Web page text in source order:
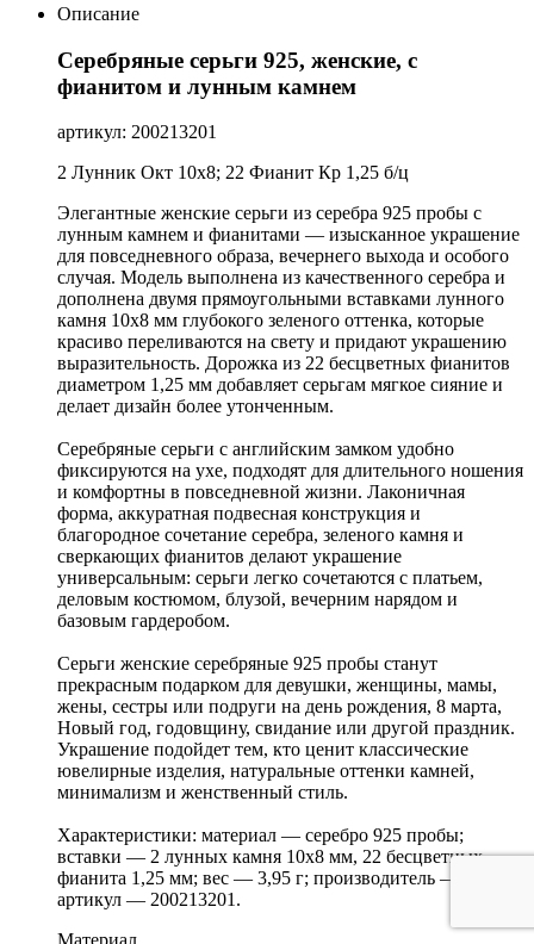
Описание
Серебряные серьги 925, женские, с
фианитом и лунным камнем
артикул: 200213201
2 Лунник Окт 10х8; 22 Фианит Кр 1,25 б/ц
Элегантные женские серьги из серебра 925 пробы с
лунным камнем и фианитами — изысканное украшение
для повседневного образа, вечернего выхода и особого
случая. Модель выполнена из качественного серебра и
дополнена двумя прямоугольными вставками лунного
камня 10х8 мм глубокого зеленого оттенка, которые
красиво переливаются на свету и придают украшению
выразительность. Дорожка из 22 бесцветных фианитов
диаметром 1,25 мм добавляет серьгам мягкое сияние и
делает дизайн более утонченным.
Серебряные серьги с английским замком удобно
фиксируются на ухе, подходят для длительного ношения
и комфортны в повседневной жизни. Лаконичная
форма, аккуратная подвесная конструкция и
благородное сочетание серебра, зеленого камня и
сверкающих фианитов делают украшение
универсальным: серьги легко сочетаются с платьем,
деловым костюмом, блузой, вечерним нарядом и
базовым гардеробом.
Серьги женские серебряные 925 пробы станут
прекрасным подарком для девушки, женщины, мамы,
жены, сестры или подруги на день рождения, 8 марта,
Новый год, годовщину, свидание или другой праздник.
Украшение подойдет тем, кто ценит классические
ювелирные изделия, натуральные оттенки камней,
минимализм и женственный стиль.
Характеристики: материал — серебро 925 пробы;
вставки — 2 лунных камня 10х8 мм, 22 бесцветных
фианита 1,25 мм; вес — 3,95 г; производитель — OASIS;
артикул — 200213201.